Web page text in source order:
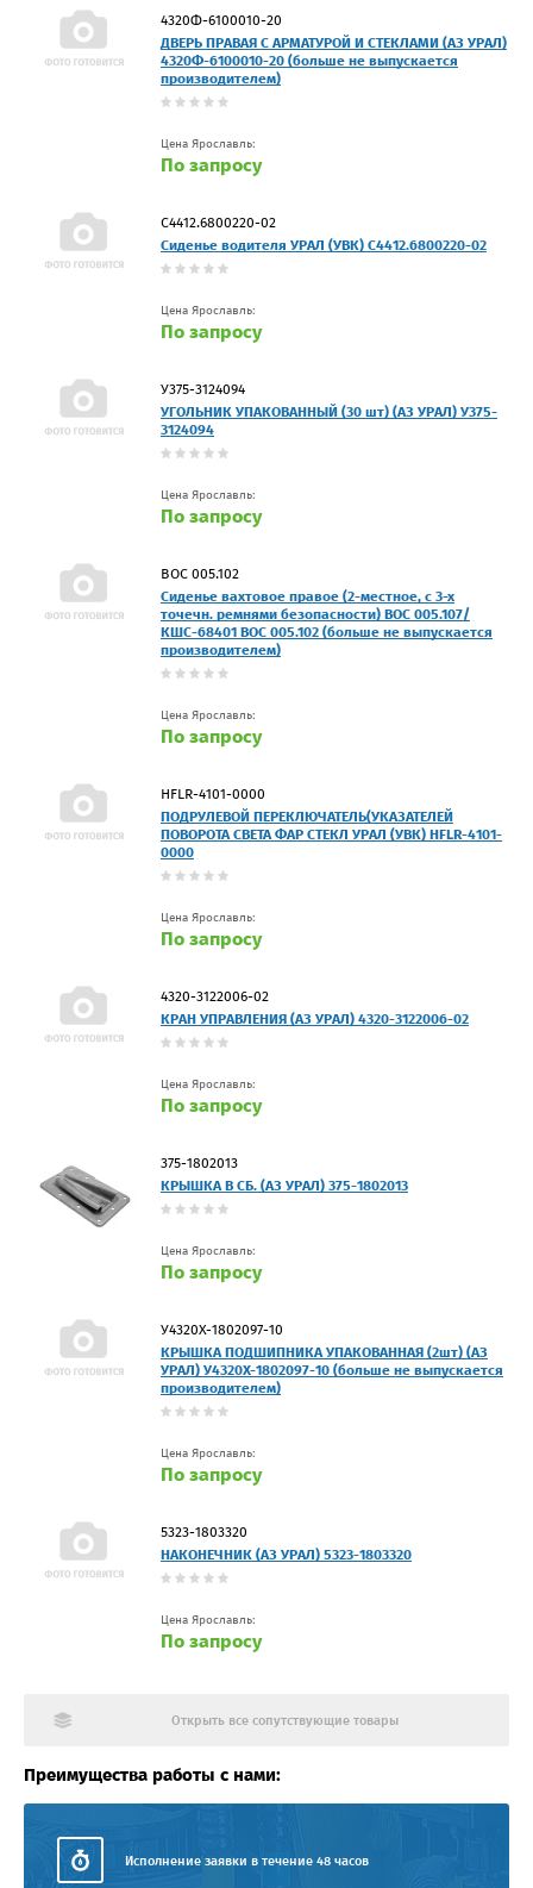
4320Ф-6100010-20
ДВЕРЬ ПРАВАЯ С АРМАТУРОЙ И СТЕКЛАМИ (АЗ УРАЛ)
4320Ф-6100010-20 (больше не выпускается
производителем)
Цена Ярославль:
По запросу
С4412.6800220-02
Сиденье водителя УРАЛ (УВК) С4412.6800220-02
Цена Ярославль:
По запросу
У375-3124094
УГОЛЬНИК УПАКОВАННЫЙ (30 шт) (АЗ УРАЛ) У375-
3124094
Цена Ярославль:
По запросу
ВОС 005.102
Сиденье вахтовое правое (2-местное, с 3-х
точечн. ремнями безопасности) ВОС 005.107/
КШС-68401 ВОС 005.102 (больше не выпускается
производителем)
Цена Ярославль:
По запросу
HFLR-4101-0000
ПОДРУЛЕВОЙ ПЕРЕКЛЮЧАТЕЛЬ(УКАЗАТЕЛЕЙ
ПОВОРОТА СВЕТА ФАР СТЕКЛ УРАЛ (УВК) HFLR-4101-
0000
Цена Ярославль:
По запросу
4320-3122006-02
КРАН УПРАВЛЕНИЯ (АЗ УРАЛ) 4320-3122006-02
Цена Ярославль:
По запросу
375-1802013
КРЫШКА В СБ. (АЗ УРАЛ) 375-1802013
Цена Ярославль:
По запросу
У4320Х-1802097-10
КРЫШКА ПОДШИПНИКА УПАКОВАННАЯ (2шт) (АЗ
УРАЛ) У4320Х-1802097-10 (больше не выпускается
производителем)
Цена Ярославль:
По запросу
5323-1803320
НАКОНЕЧНИК (АЗ УРАЛ) 5323-1803320
Цена Ярославль:
По запросу
Открыть все сопутствующие товары
Преимущества работы с нами:
Исполнение заявки в течение 48 часов